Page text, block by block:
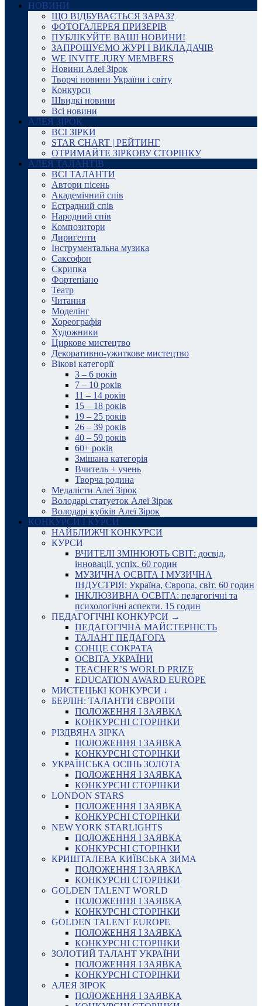
НОВИНИ
ЩО ВІДБУВАЄТЬСЯ ЗАРАЗ?
ФОТОГАЛЕРЕЯ ПРИЗЕРІВ
ПУБЛІКУЙТЕ ВАШІ НОВИНИ!
ЗАПРОШУЄМО ЖУРІ І ВИКЛАДАЧІВ
WE INVITE JURY MEMBERS
Новини Алеї Зірок
Творчі новини України і світу
Конкурси
Швидкі новини
Всі новини
АЛЕЯ ЗІРОК
ВСІ ЗІРКИ
STAR CHART | РЕЙТИНГ
ОТРИМАЙТЕ ЗІРКОВУ СТОРІНКУ
АЛЕЯ ТАЛАНТІВ
ВСІ ТАЛАНТИ
Автори пісень
Академічний спів
Естрадний спів
Народний спів
Композитори
Диригенти
Інструментальна музика
Саксофон
Скрипка
Фортепіано
Театр
Читання
Моделінг
Хореографія
Художники
Циркове мистецтво
Декоративно-ужиткове мистецтво
Вікові категорії
3 – 6 років
7 – 10 років
11 – 14 років
15 – 18 років
19 – 25 років
26 – 39 років
40 – 59 років
60+ років
Змішана категорія
Вчитель + учень
Творча родина
Медалісти Алеї Зірок
Володарі статуеток Алеї Зірок
Володарі кубків Алеї Зірок
КОНКУРСИ І КУРСИ
НАЙБЛИЖЧІ КОНКУРСИ
КУРСИ
ВЧИТЕЛІ ЗМІНЮЮТЬ СВІТ: досвід,
інновації, успіх. 60 годин
МУЗИЧНА ОСВІТА І МУЗИЧНА
ІНДУСТРІЯ: Україна, Європа, світ. 60 годин
ІНКЛЮЗИВНА ОСВІТА: педагогічні та
психологічні аспекти. 15 годин
ПЕДАГОГІЧНІ КОНКУРСИ →
ПЕДАГОГІЧНА МАЙСТЕРНІСТЬ
ТАЛАНТ ПЕДАГОГА
СОНЦЕ СОКРАТА
ОСВІТА УКРАЇНИ
TEACHER’S WORLD PRIZE
EDUCATION AWARD EUROPE
МИСТЕЦЬКІ КОНКУРСИ ↓
БЕРЛІН: ТАЛАНТИ ЄВРОПИ
ПОЛОЖЕННЯ І ЗАЯВКА
КОНКУРСНІ СТОРІНКИ
РІЗДВЯНА ЗІРКА
ПОЛОЖЕННЯ І ЗАЯВКА
КОНКУРСНІ СТОРІНКИ
УКРАЇНСЬКА ОСІНЬ ЗОЛОТА
ПОЛОЖЕННЯ І ЗАЯВКА
КОНКУРСНІ СТОРІНКИ
LONDON STARS
ПОЛОЖЕННЯ І ЗАЯВКА
КОНКУРСНІ СТОРІНКИ
NEW YORK STARLIGHTS
ПОЛОЖЕННЯ І ЗАЯВКА
КОНКУРСНІ СТОРІНКИ
КРИШТАЛЕВА КИЇВСЬКА ЗИМА
ПОЛОЖЕННЯ І ЗАЯВКА
КОНКУРСНІ СТОРІНКИ
GOLDEN TALENT WORLD
ПОЛОЖЕННЯ І ЗАЯВКА
КОНКУРСНІ СТОРІНКИ
GOLDEN TALENT EUROPE
ПОЛОЖЕННЯ І ЗАЯВКА
КОНКУРСНІ СТОРІНКИ
ЗОЛОТИЙ ТАЛАНТ УКРАЇНИ
ПОЛОЖЕННЯ І ЗАЯВКА
КОНКУРСНІ СТОРІНКИ
АЛЕЯ ЗІРОК
ПОЛОЖЕННЯ І ЗАЯВКА